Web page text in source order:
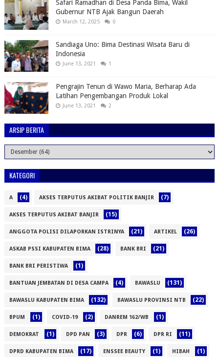
Safari Ramadhan di Desa Panda Bima, Wakil
Gubernur NTB Ajak Bangun Daerah
March 12, 2025 0
Sandiaga Uno: Bima Destinasi Wisata Baru di
Indonesia
June 13, 2021 1
Pengrajin Tenun di Wawo Maria, Berharap Ada
Latihan Pengembangan Produk Lokal
June 13, 2021 2
ARSIP BERITA
KATEGORI
A (4) AKSES TERPUTUS AKIBAT POLITIK BANJIR (7)
AKSES TERPUTUS AKIBAT BANJIR (15)
ANGGOTA POLISI DILAPORKAN ISTRINYA (21) ARTIKEL (26)
ASKAB PSSI KABUPATEN BIMA (28) BANK BRI (21)
BANK BRI PERISTIWA (1)
BANTUAN JEMBATAN DI DESA CAMPA (4) BAWASLU (131)
BAWASLU KABUPATEN BIMA (132) BAWASLU PROVINSI NTB (22)
BPUM (1) COVID-19 (2) DANREM 162/WB (1)
DEMOKRAT (1) DPD PAN (3) DPR (6) DPR RI (11)
DPRD KABUPATEN BIMA (17) ENSSEE BEAUTY (1) HIBAH (1)